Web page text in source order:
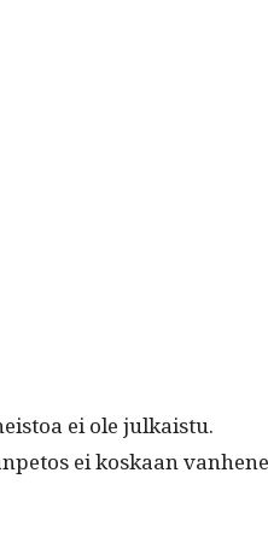
ei ole julkaistu.
ei koskaan